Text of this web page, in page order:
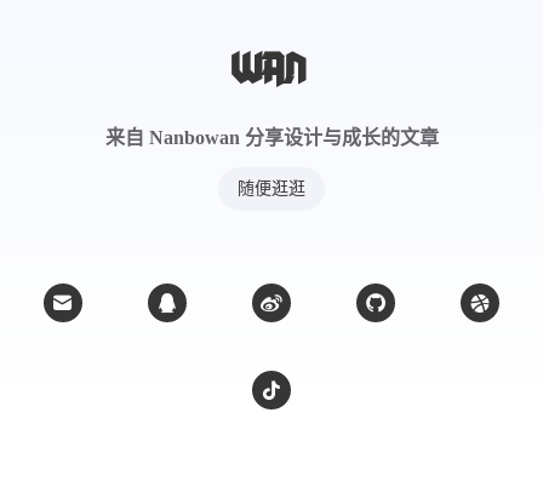
来自 Nanbowan 分享设计与成长的文章
随便逛逛